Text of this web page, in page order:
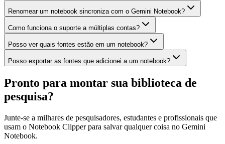
Renomear um notebook sincroniza com o Gemini Notebook?
Como funciona o suporte a múltiplas contas?
Posso ver quais fontes estão em um notebook?
Posso exportar as fontes que adicionei a um notebook?
Pronto para montar sua biblioteca de
pesquisa?
Junte-se a milhares de pesquisadores, estudantes e profissionais que
usam o Notebook Clipper para salvar qualquer coisa no Gemini
Notebook.